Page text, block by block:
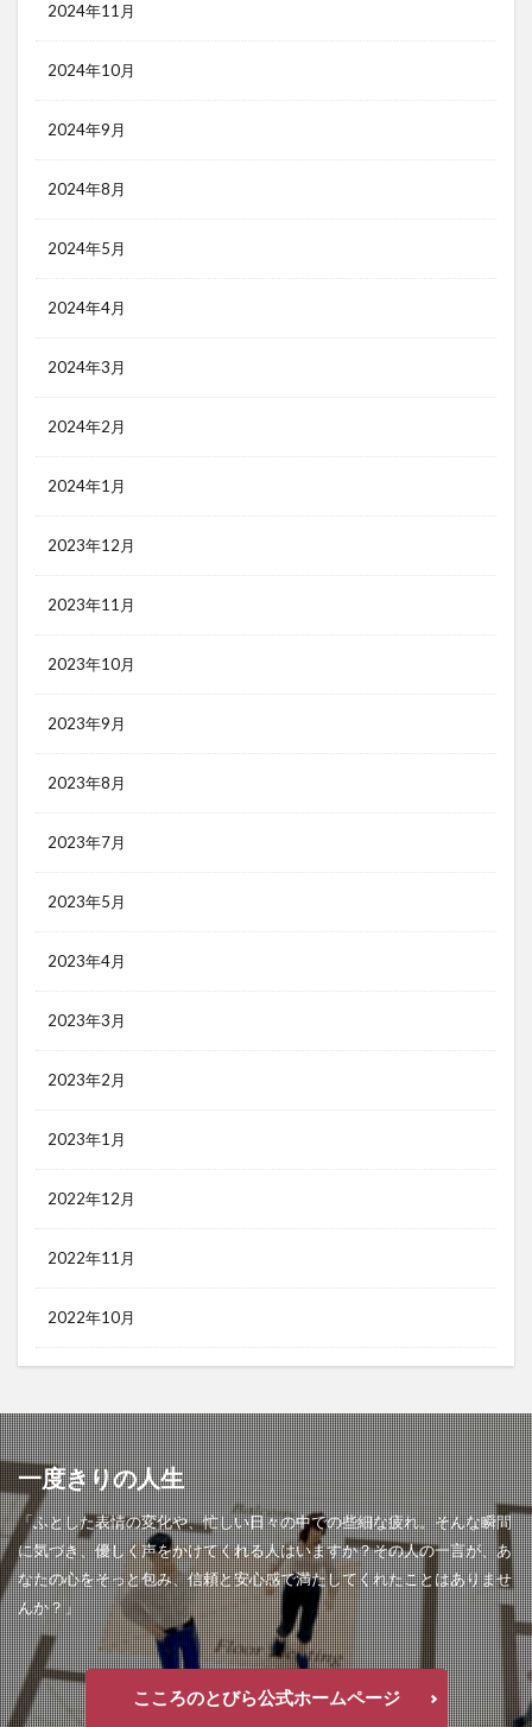
2024年11月
2024年10月
2024年9月
2024年8月
2024年5月
2024年4月
2024年3月
2024年2月
2024年1月
2023年12月
2023年11月
2023年10月
2023年9月
2023年8月
2023年7月
2023年5月
2023年4月
2023年3月
2023年2月
2023年1月
2022年12月
2022年11月
2022年10月
一度きりの人生
「ふとした表情の変化や、忙しい日々の中での些細な疲れ。そんな瞬間
に気づき、優しく声をかけてくれる人はいますか？その人の一言が、あ
なたの心をそっと包み、信頼と安心感で満たしてくれたことはありませ
んか？」
こころのとびら公式ホームページ